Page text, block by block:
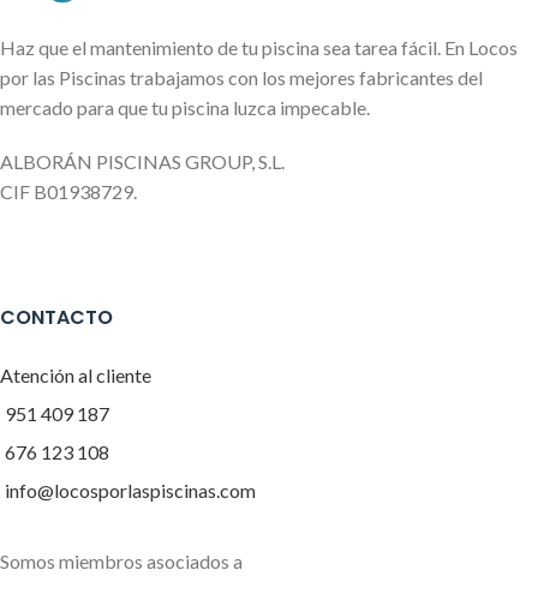
Haz que el mantenimiento de tu piscina sea tarea fácil. En Locos
por las Piscinas trabajamos con los mejores fabricantes del
mercado para que tu piscina luzca impecable.
ALBORÁN PISCINAS GROUP, S.L.
CIF B01938729.
CONTACTO
Atención al cliente
951 409 187
676 123 108
info@locosporlaspiscinas.com
Somos miembros asociados a